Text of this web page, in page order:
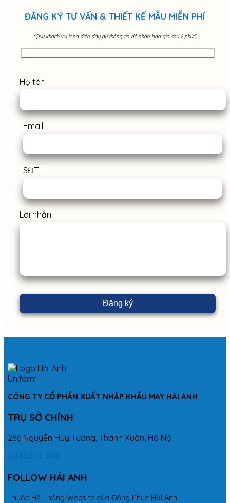
ĐĂNG KÝ TƯ VẤN & THIẾT KẾ MẪU MIỄN PHÍ
(Quý khách vui lòng điền đầy đủ thông tin để nhận báo giá sau 2 phút!)
Họ tên
Email
SĐT
Lời nhắn
CÔNG TY CỔ PHẦN XUẤT NHẬP KHẨU MAY HẢI ANH
TRỤ SỞ CHÍNH
286 Nguyễn Huy Tưởng, Thanh Xuân, Hà Nội.
FOLLOW HẢI ANH
Thuộc Hệ Thống Website của Đồng Phục Hải Anh